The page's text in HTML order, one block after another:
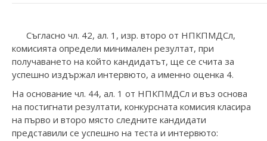
Съгласно чл. 42, ал. 1, изр. второ от НПКПМДСл,
комисията определи минимален резултат, при
получаването на който кандидатът, ще се счита за
успешно издържал интервюто, а именно оценка 4.
На основание чл. 44, ал. 1 от НПКПМДСл и въз основа
на постигнати резултати, конкурсната комисия класира
на първо и второ място следните кандидати
представили се успешно на теста и интервюто: